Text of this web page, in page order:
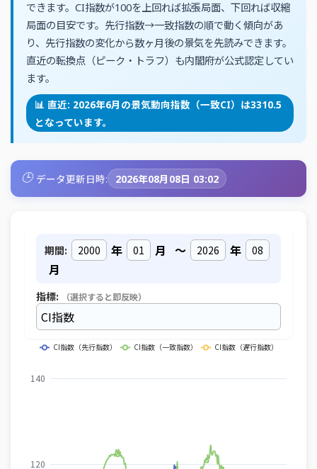
できます。CI指数が100を上回れば拡張局面、下回れば収縮
局面の目安です。先行指数→一致指数の順で動く傾向があ
り、先行指数の変化から数ヶ月後の景気を先読みできます。
直近の転換点（ピーク・トラフ）も内閣府が公式認定してい
ます。
📊 直近: 2026年6月の景気動向指数（一致CI）は3310.5
となっています。
🕒 データ更新日時: 2026年08月08日 03:02
期間: 年 月 ～
年
月
指標: （選択すると即反映）